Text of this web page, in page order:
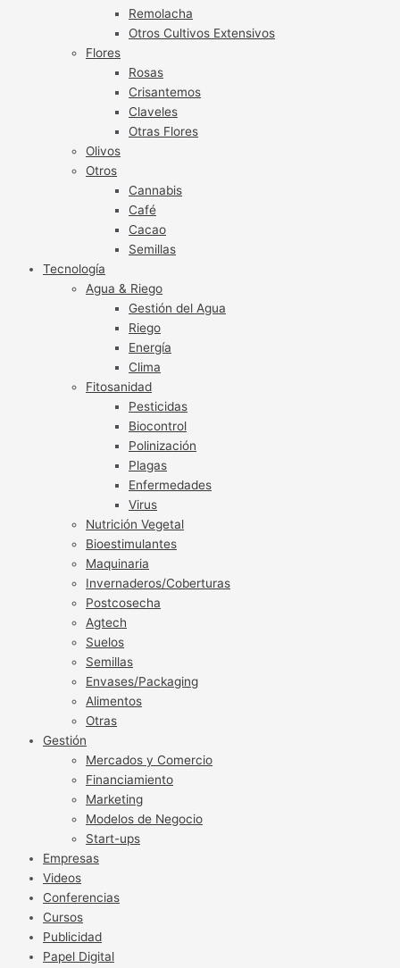
Remolacha
Otros Cultivos Extensivos
Flores
Rosas
Crisantemos
Claveles
Otras Flores
Olivos
Otros
Cannabis
Café
Cacao
Semillas
Tecnología
Agua & Riego
Gestión del Agua
Riego
Energía
Clima
Fitosanidad
Pesticidas
Biocontrol
Polinización
Plagas
Enfermedades
Virus
Nutrición Vegetal
Bioestimulantes
Maquinaria
Invernaderos/Coberturas
Postcosecha
Agtech
Suelos
Semillas
Envases/Packaging
Alimentos
Otras
Gestión
Mercados y Comercio
Financiamiento
Marketing
Modelos de Negocio
Start-ups
Empresas
Videos
Conferencias
Cursos
Publicidad
Papel Digital